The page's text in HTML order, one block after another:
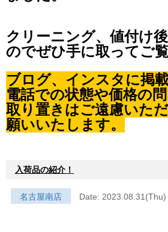
クリーニング、値付け
のでぜひ手に取ってご
ブログ、インスタに掲
電話での状態や価格の
取り置きはご遠慮いた
願いいたします。
入荷品の紹介！
名古屋南店 Date: 2023.08.31(Thu)